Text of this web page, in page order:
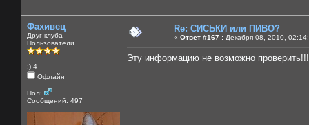
Фахивец
Друг клуба
Пользователи
:) 4
Офлайн
Пол:
Сообщений: 497
Re: СИСЬКИ или ПИВО?
« Ответ #167 : Декабря 08, 2010,
Эту информацию не возможно